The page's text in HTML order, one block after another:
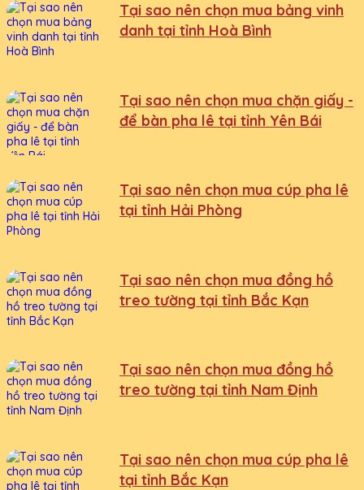
Tại sao nên chọn mua bảng vinh
danh tại tỉnh Hoà Bình
Tại sao nên chọn mua chặn giấy -
để bàn pha lê tại tỉnh Yên Bái
Tại sao nên chọn mua cúp pha lê
tại tỉnh Hải Phòng
Tại sao nên chọn mua đồng hồ
treo tường tại tỉnh Bắc Kạn
Tại sao nên chọn mua đồng hồ
treo tường tại tỉnh Nam Định
Tại sao nên chọn mua cúp pha lê
tại tỉnh Bắc Kạn